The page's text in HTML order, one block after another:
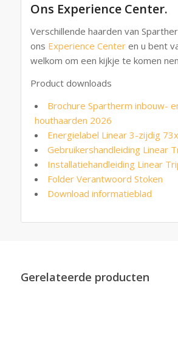
Ons Experience Center.
Verschillende haarden van
ons Experience Centeren u bent
welkom om een kijkje te komen
Product downloads
Brochure Spartherm inbouw-
houthaarden 2026
Energielabel Linear 3-zijdig
Gebruikershandleiding Linear
Installatiehandleiding Linear
Folder Verantwoord Stoken
Download informatieblad
Gerelateerde producten